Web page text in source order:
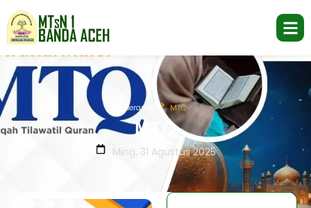
Beranda MTQ
MTQ
Ming, 31 Agustus 2025